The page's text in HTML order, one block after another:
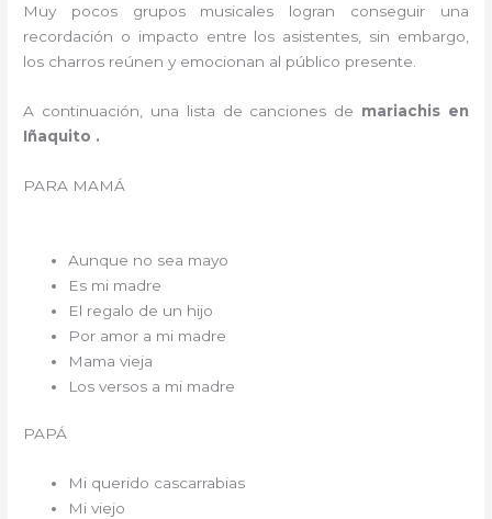
Muy pocos grupos musicales logran conseguir una
recordación o impacto entre los asistentes, sin embargo,
los charros reúnen y emocionan al público presente.
A continuación, una lista de canciones de mariachis en
Iñaquito .
PARA MAMÁ
Aunque no sea mayo
Es mi madre
El regalo de un hijo
Por amor a mi madre
Mama vieja
Los versos a mi madre
PAPÁ
Mi querido cascarrabias
Mi viejo